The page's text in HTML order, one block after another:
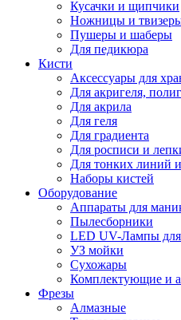
Кусачки и щипчики
Ножницы и
Пушеры и шаберы
Для педикюра
Кисти
Аксессуары для
Для акригеля,
Для акрила
Для геля
Для градиента
Для росписи и
Для тонких линий
Наборы кистей
Оборудование
Аппараты для
Пылесборники
LED UV-Лампы для
УЗ мойки
Сухожары
Комплектующие и
Фрезы
Алмазные